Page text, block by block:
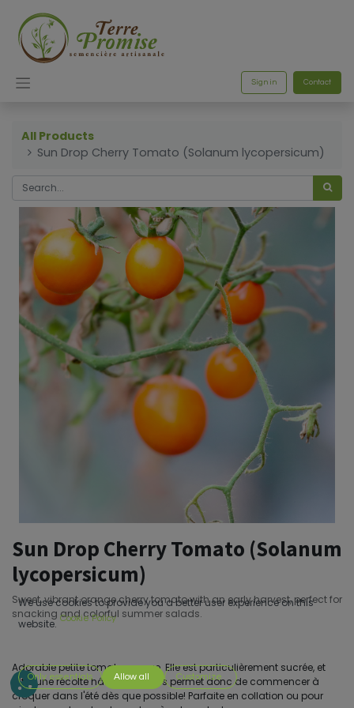
Sign in Contact
All Products
Sun Drop Cherry Tomato (Solanum lycopersicum)
Sun Drop Cherry Tomato (Solanum
lycopersicum)
Sweet, vibrant orange cherry tomato with an early harvest, perfect for
snacking and colorful summer salads.
Adorable petite tomate orange. Elle est particulièrement sucrée, et
offre une récolte hâtive; elle vous permet donc de commencer à
croquer dans l'été dès que possible! Parfaite en collation ou pour
We use cookies to provide you a better user experience on this
website. Cookie Policy
Only essentials Allow all Customize